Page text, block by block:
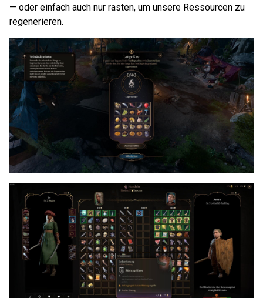
— oder einfach auch nur rasten, um unsere Ressourcen zu
regenerieren.